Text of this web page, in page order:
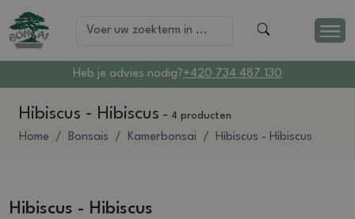
Heb je advies nodig?+420 734 487 130
Hibiscus - Hibiscus - 4 producten
Home Bonsais Kamerbonsai Hibiscus - Hibiscus
Hibiscus - Hibiscus